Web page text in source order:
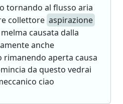
tornando al flusso aria
collettore aspirazione
causata dalla
anche
aperta causa
da questo vedrai
ciao